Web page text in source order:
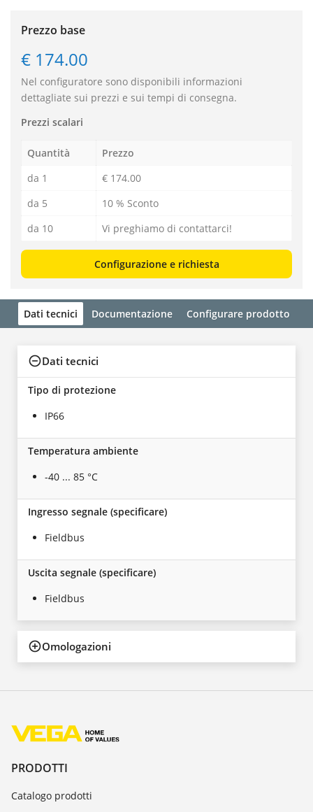
Prezzo base
€ 174.00
Nel configuratore sono disponibili informazioni
dettagliate sui prezzi e sui tempi di consegna.
Prezzi scalari
Quantità
Prezzo
da 1
€ 174.00
da 5
10 % Sconto
da 10
Vi preghiamo di contattarci!
Configurazione e richiesta
Dati tecnici Documentazione Configurare prodotto
Dati tecnici
Tipo di protezione
IP66
Temperatura ambiente
-40 ... 85 °C
Ingresso segnale (specificare)
Fieldbus
Uscita segnale (specificare)
Fieldbus
Omologazioni
PRODOTTI
Catalogo prodotti